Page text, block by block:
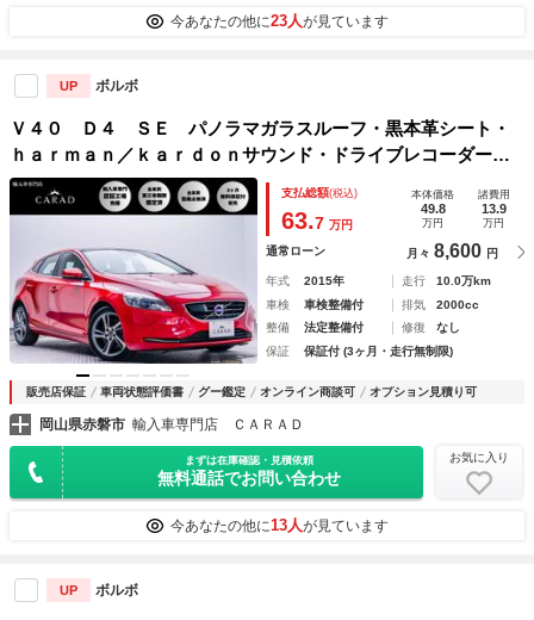
今あなたの他に23人が見ています
UP ボルボ
Ｖ４０ Ｄ４ ＳＥ パノラマガラスルーフ・黒本革シート・
ｈａｒｍａｎ／ｋａｒｄｏｎサウンド・ドライブレコーダー・
純正ナビ・バックカメラ・パークアシスト・サイドバイザー・
レーンキープ・ソナーセンサー・パワーシート
支払総額(税込)
63.7 万円
本体価格
49.8
万円
諸費用
13.9
万円
通常ローン 月々 8,600 円
年式 2015年 走行
10.0万km
車検
車検整備付 排気
2000cc
整備
法定整備付 修復
なし
保証
保証付 (3ヶ月・走行無制限)
販売店保証 車両状態評価書 グー鑑定 オンライン商談可 オプション見積り可
岡山県赤磐市 輸入車専門店 ＣＡＲＡＤ
まずは在庫確認・見積依頼
無料通話でお問い合わせ
お気に入り
今あなたの他に13人が見ています
UP ボルボ